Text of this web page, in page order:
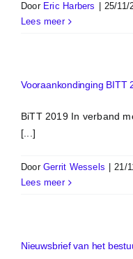
Door Eric Harbers 25/11/
Lees meer
Vooraankondinging BITT
BiTT 2019 In verband
[...]
DoorGerrit Wessels 21/
Lees meer
Nieuwsbrief van het